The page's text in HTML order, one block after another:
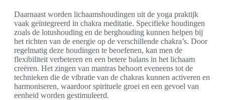
Daarnaast worden lichaamshoudingen uit de yoga praktijk
vaak geïntegreerd in chakra meditatie. Specifieke houdingen
zoals de lotushouding en de berghouding kunnen helpen bij
het richten van de energie op de verschillende chakra’s. Door
regelmatig deze houdingen te beoefenen, kan men de
flexibiliteit verbeteren en een betere balans in het lichaam
creëren. Het zingen van mantras behoort eveneens tot de
technieken die de vibratie van de chakras kunnen activeren en
harmoniseren, waardoor spirituele groei en een gevoel van
eenheid worden gestimuleerd.